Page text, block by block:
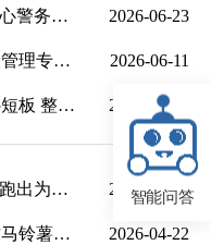
【深化“三抓三促”行动】暖心警务零距离 便民服务暖人心 2026-06-23
临夏县稳步推进老年人健康管理专项服务 2026-06-11
临夏县北塬镇：完善基建补短板 整治环境焕新颜 2026-05-25
临夏县：“一站式”化解积案跑出为民“加速度” 2026-05-19
临夏县免费发放2250吨优质马铃薯良种 2026-04-22
智能问答